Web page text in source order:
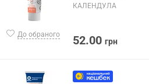
До обраного
КАЛЕНДУЛА
52.00 грн